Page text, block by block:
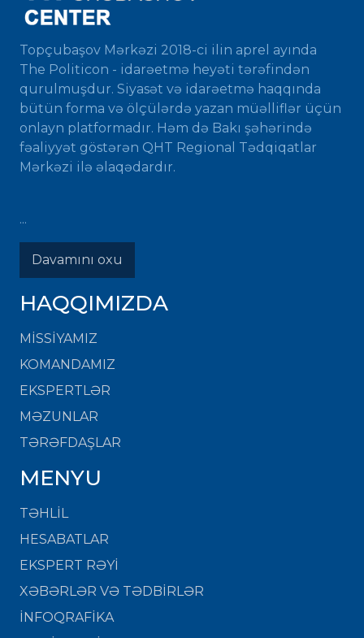
Topçubaşov Mərkəzi 2018-ci ilin aprel ayında
The Politicon - idarəetmə heyəti tərəfindən
qurulmuşdur. Siyasət və idarəetmə haqqında
bütün forma və ölçülərdə yazan müəlliflər üçün
onlayn platformadır. Həm də Bakı şəhərində
fəaliyyət göstərən QHT Regional Tədqiqatlar
Mərkəzi ilə əlaqədardır.
...
Davamını oxu
HAQQIMIZDA
MISSIYAMIZ
KOMANDAMIZ
EKSPERTLƏR
MƏZUNLAR
TƏRƏFDAŞLAR
MENYU
TƏHLİL
HESABATLAR
EKSPERT RƏYİ
XƏBƏRLƏR VƏ TƏDBİRLƏR
İNFOQRAFİKA